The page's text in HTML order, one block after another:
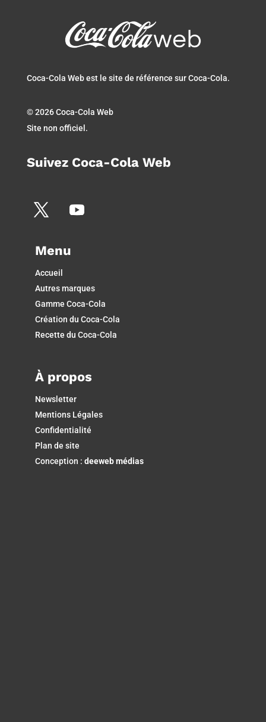
Coca-Cola Web est le site de référence sur Coca-Cola.
© 2026 Coca-Cola Web
Site non officiel.
Suivez Coca-Cola Web
Menu
Accueil
Autres marques
Gamme Coca-Cola
Création du Coca-Cola
Recette du Coca-Cola
À propos
Newsletter
Mentions Légales
Confidentialité
Plan de site
Conception : deeweb médias